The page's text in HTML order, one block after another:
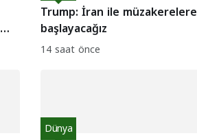
Trump: İran ile müzakerelere
başlayacağız
14 saat önce
Dünya